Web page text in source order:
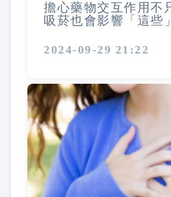
擔心藥物交互作用
吸菸也會影響「這些
2024-09-29 21:22